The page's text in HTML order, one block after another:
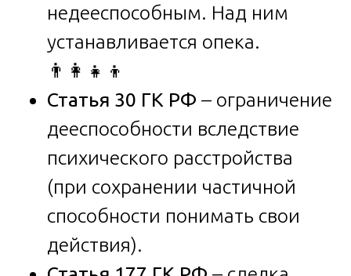
недееспособным. Над ним
устанавливается опека.
👨‍👩‍👧‍👦
Статья 30 ГК РФ – ограничение
дееспособности вследствие
психического расстройства
(при сохранении частичной
способности понимать свои
действия).